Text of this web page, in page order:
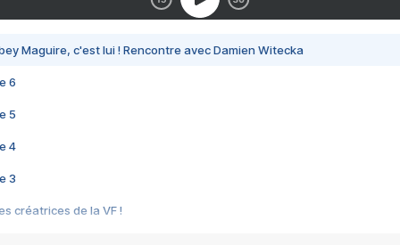
Maguire, c'est lui ! Rencontre avec Damien Witecka
6
5
4
3
créatrices de la VF !